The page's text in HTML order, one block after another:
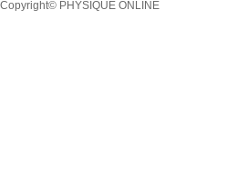
Copyright© PHYSIQUE ONLINE